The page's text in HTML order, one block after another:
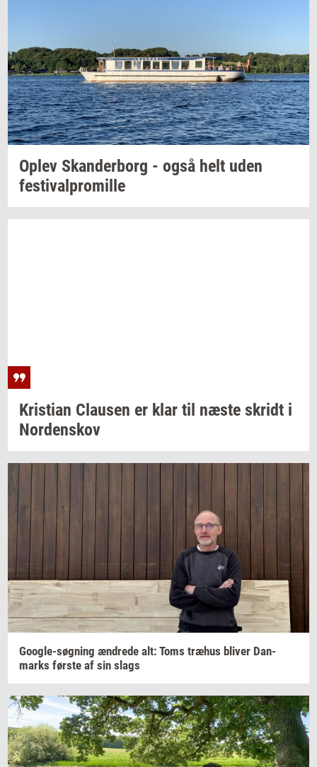
Oplev Skan­der­borg - også helt uden
festi­val­pro­mil­le
Kri­sti­an Clau­sen er klar til næste skridt i
Nor­denskov
Google-​søgning æn­dre­de alt: Toms træhus bli­ver Dan­
marks før­ste af sin slags